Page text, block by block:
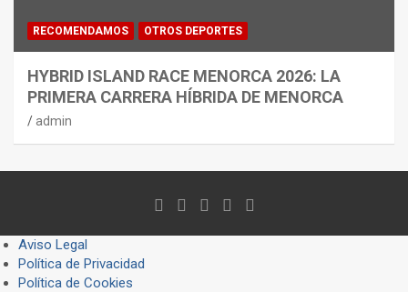
RECOMENDAMOS OTROS DEPORTES
HYBRID ISLAND RACE MENORCA 2026: LA
PRIMERA CARRERA HÍBRIDA DE MENORCA
admin
Aviso Legal
Política de Privacidad
Política de Cookies